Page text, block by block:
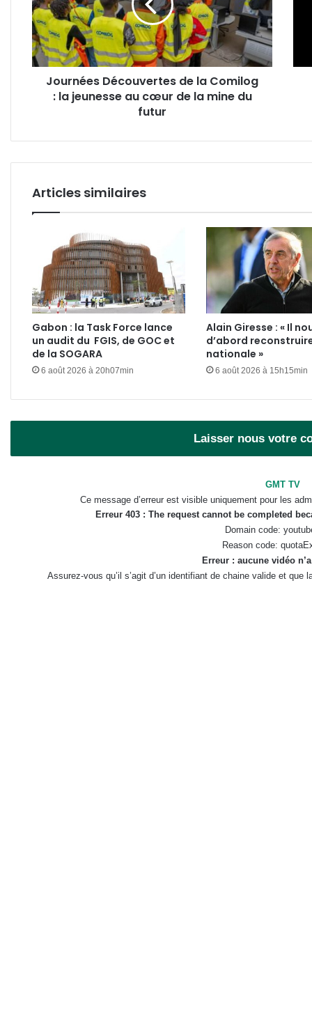
Comilog
:
la
jeunesse
au
cœur
du
Journées Découvertes de la Comilog
: la jeunesse au cœur de la mine du
futur
fixe
Articles similaires
Gabon : la Task Force lance
un audit du FGIS, de GOC et
de la SOGARA
6 août 2026 à 20h07min
Alain Giresse : « Il
d’abord
nationale »
6 août 2026 à 15h15min
Laisser nous votre
GMT TV
Ce message d’erreur est visible uniquement pour les
Erreur 403 : The request cannot be completed
Domain code:
Reason code:
Erreur : aucune vidéo
Assurez-vous qu’il s’agit d’un identifiant de chaine valide et